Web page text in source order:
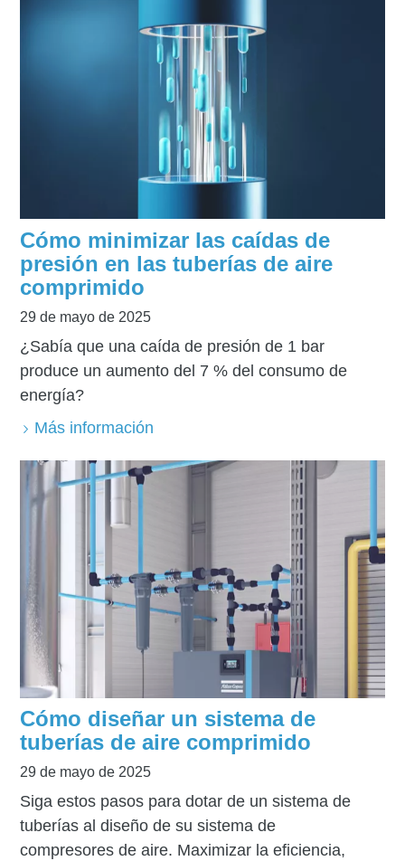
Cómo minimizar las caídas de
presión en las tuberías de aire
comprimido
29 de mayo de 2025
¿Sabía que una caída de presión de 1 bar
produce un aumento del 7 % del consumo de
energía?
Más información
Cómo diseñar un sistema de
tuberías de aire comprimido
29 de mayo de 2025
Siga estos pasos para dotar de un sistema de
tuberías al diseño de su sistema de
compresores de aire. Maximizar la eficiencia,